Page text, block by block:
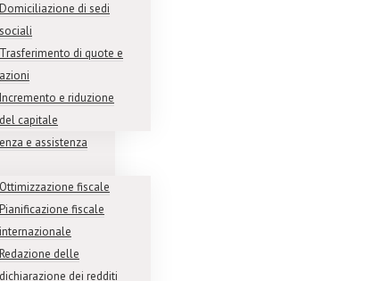
Domiciliazione di sedi
sociali
Trasferimento di quote e
azioni
Incremento e riduzione
del capitale
e assistenza
Ottimizzazione fiscale
Pianificazione fiscale
internazionale
Redazione delle
dichiarazione dei redditi